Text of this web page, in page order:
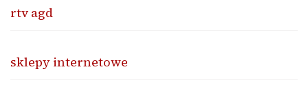
rtv agd
sklepy internetowe